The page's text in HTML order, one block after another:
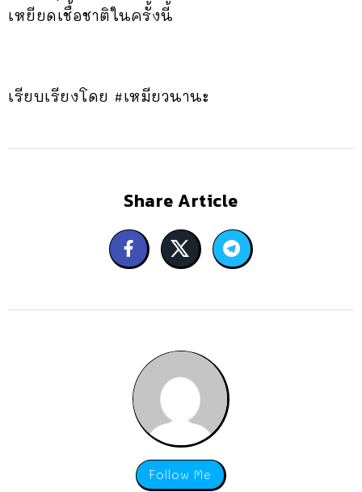
เหยียดเชื้อชาติในครั้งนี้
เรียบเรียงโดย #เหมียวนานะ
Share Article
Follow Me